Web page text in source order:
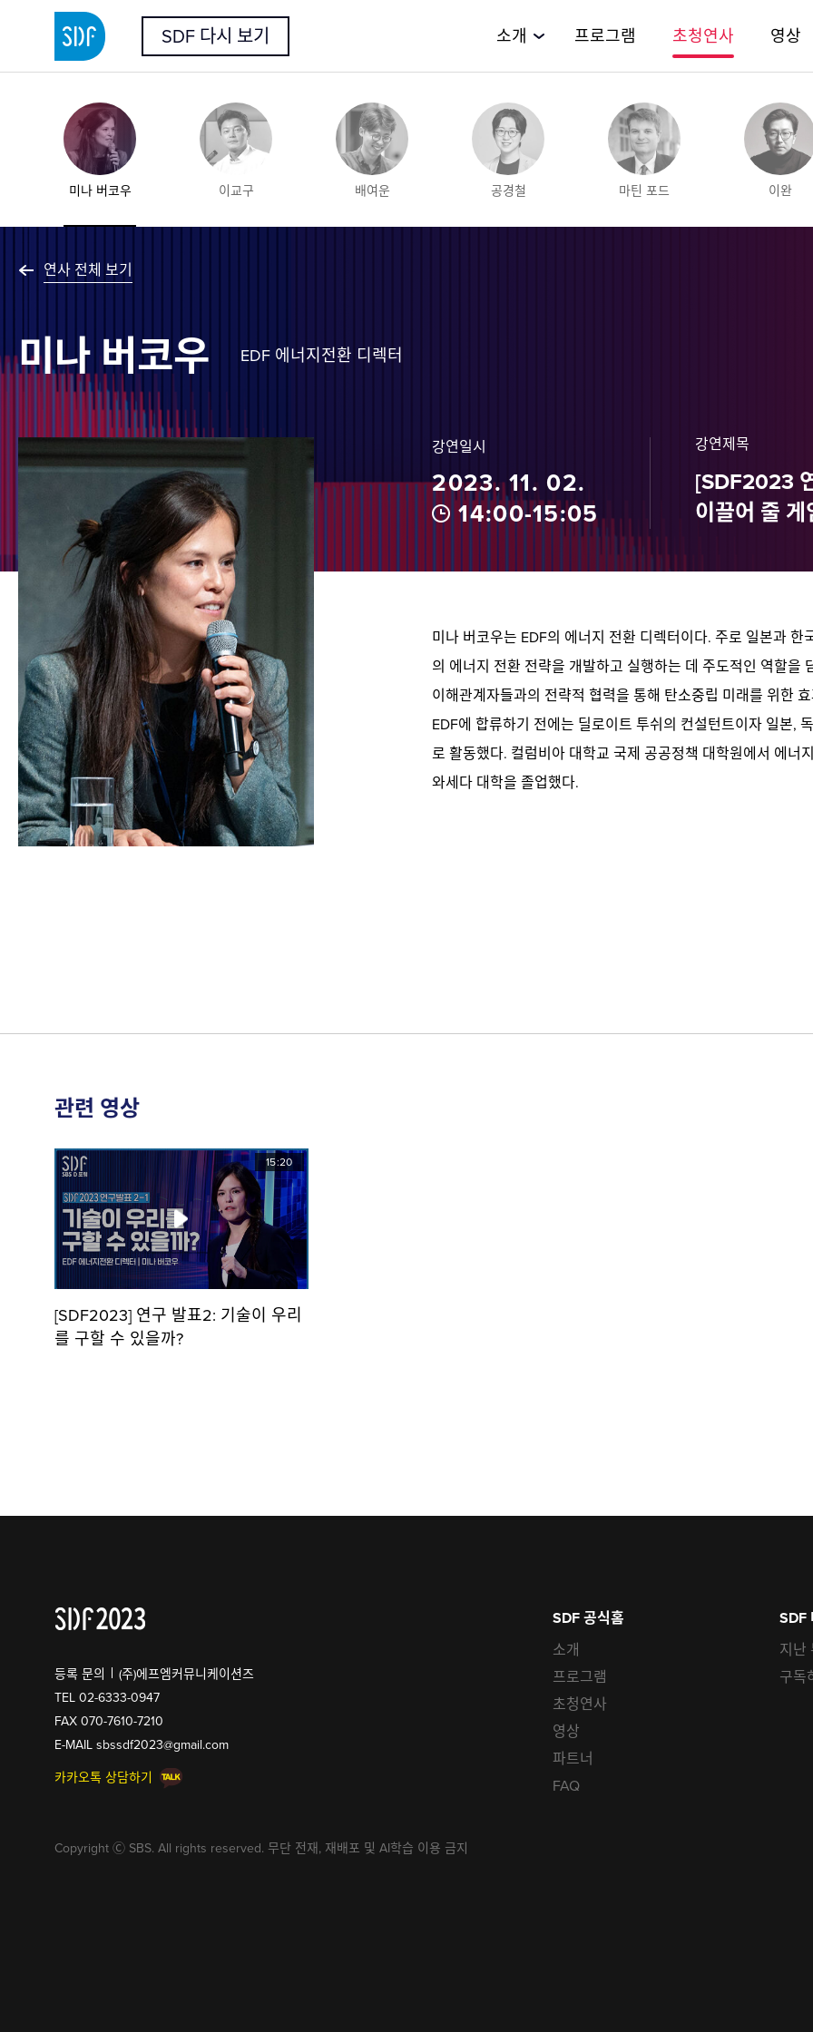
SDF 다시 보기 소개 프로그램 초청연사 영상
미나 버코우 이교구 배여운 공경철 마틴 포드 이완
양승용 아니마 아난드
쿠마르
강문수
김성훈 가이 스탠딩 정수종
연사 전체 보기
미나 버코우 EDF 에너지전환 디렉터
강연제목
[SDF2023
이끌어 줄 게
강연일시
2023. 11. 02.
14:00-15:05
미나 버코우는 EDF의 에너지 전환 디렉터이다. 주로 일본과
의 에너지 전환 전략을 개발하고 실행하는 데 주도적인 역할
이해관계자들과의 전략적 협력을 통해 탄소중립 미래를 위한
EDF에 합류하기 전에는 딜로이트 투쉬의 컨설턴트이자 일본,
로 활동했다. 컬럼비아 대학교 국제 공공정책 대학원에서 에
와세다 대학을 졸업했다.
관련 영상
15:20
[SDF2023] 연구 발표2: 기술이 우리
를 구할 수 있을까?
등록 문의
(주)에프엠커뮤니케이션즈
TEL 02-6333-0947
FAX 070-7610-7210
E-MAILsbssdf2023@gmail.com
카카오톡 상담하기
SDF 공식홈
소개
프로그램
초청연사
영상
파트너
FAQ
SDF
지난
구독
Copyright Ⓒ SBS. All rights reserved. 무단 전재, 재배포 및 AI학습 이용 금지